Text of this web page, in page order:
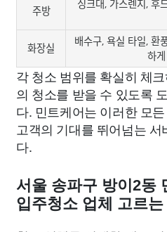
주방
싱크대, 가스렌지, 후
화장실
배수구, 욕실 타일, 환
하
각 청소 범위를 확실히 체
의 청소를 받을 수 있도록
다. 민트케어는 이러한 모
고객의 기대를 뛰어넘는
다.
서울 송파구 방이2동
입주청소 업체 고르